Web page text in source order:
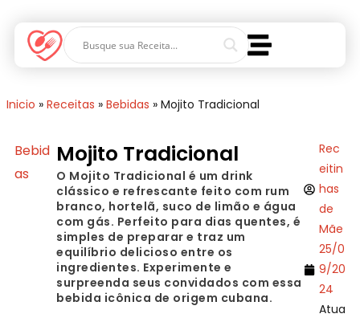
Inicio » Receitas » Bebidas » Mojito Tradicional
Bebid
as
Mojito Tradicional
O Mojito Tradicional é um drink
clássico e refrescante feito com rum
branco, hortelã, suco de limão e água
com gás. Perfeito para dias quentes, é
simples de preparar e traz um
equilíbrio delicioso entre os
ingredientes. Experimente e
surpreenda seus convidados com essa
bebida icônica de origem cubana.
Rec
eitin
has
de
Mãe
25/0
9/20
24
Atua